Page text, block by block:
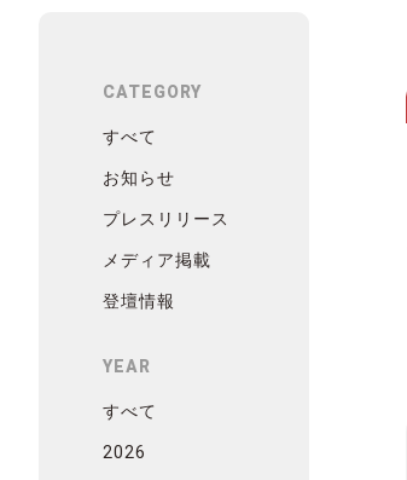
CATEGORY
すべて
お知らせ
プレスリリース
メディア掲載
登壇情報
YEAR
すべて
2026